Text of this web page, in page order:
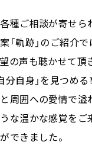
種ご相談が寄せら
「軌跡」のご紹介
の声も聴かせて頂
自身」を見つめる
周囲への愛情で溢
な温かな感覚をご
できました。